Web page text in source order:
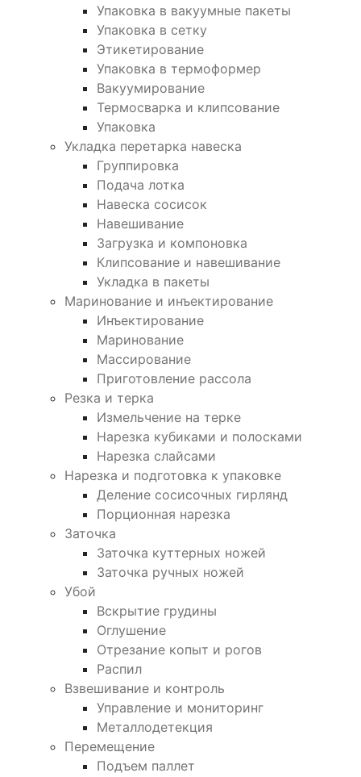
Упаковка в вакуумные пакеты
Упаковка в сетку
Этикетирование
Упаковка в термоформер
Вакуумирование
Термосварка и клипсование
Упаковка
Укладка перетарка навеска
Группировка
Подача лотка
Навеска сосисок
Навешивание
Загрузка и компоновка
Клипсование и навешивание
Укладка в пакеты
Маринование и инъектирование
Инъектирование
Маринование
Массирование
Приготовление рассола
Резка и терка
Измельчение на терке
Нарезка кубиками и полосками
Нарезка слайсами
Нарезка и подготовка к упаковке
Деление сосисочных гирлянд
Порционная нарезка
Заточка
Заточка куттерных ножей
Заточка ручных ножей
Убой
Вскрытие грудины
Оглушение
Отрезание копыт и рогов
Распил
Взвешивание и контроль
Управление и мониторинг
Металлодетекция
Перемещение
Подъем паллет